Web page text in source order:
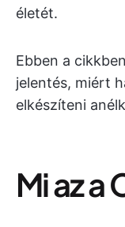
életét.
Ebben a
jelentés, miért
elkészíteni
Mi az